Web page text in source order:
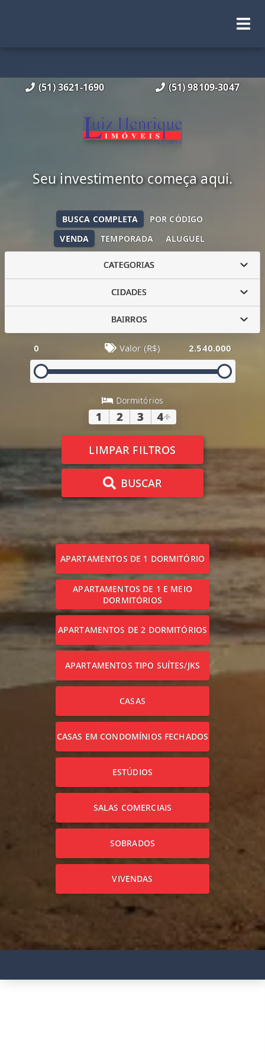
(51) 3621-1690 (51) 98109-3047
Seu investimento começa aqui.
VENDA TEMPORADA ALUGUEL
BUSCA COMPLETA POR CÓDIGO
CATEGORIAS
CIDADES
BAIRROS
0 Valor (R$) 2.540.000
Dormitórios
1 2 3 4+
LIMPAR FILTROS
BUSCAR
APARTAMENTOS DE 1 DORMITÓRIO
APARTAMENTOS DE 1 E MEIO
DORMITÓRIOS
APARTAMENTOS DE 2 DORMITÓRIOS
APARTAMENTOS TIPO SUÍTES/JKS
CASAS
CASAS EM CONDOMÍNIOS FECHADOS
ESTÚDIOS
SALAS COMERCIAIS
SOBRADOS
VIVENDAS